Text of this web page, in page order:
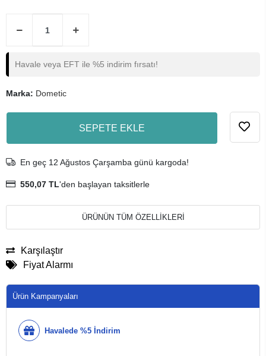
Havale veya EFT ile %5 indirim fırsatı!
Marka: Dometic
SEPETE EKLE
En geç 12 Ağustos Çarşamba günü kargoda!
550,07 TL'den başlayan taksitlerle
ÜRÜNÜN TÜM ÖZELLİKLERİ
Karşılaştır
Fiyat Alarmı
Ürün Kampanyaları
Havalede %5 İndirim